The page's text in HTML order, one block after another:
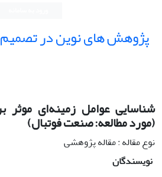
پژوهش های نوین در
شناسایی عوامل زمینه‌ای موثر
(مورد مطالعه: صنعت فوتبال)
نوع مقاله : مقاله پژوهشی
نویسندگان